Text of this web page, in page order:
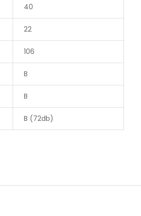
40
22
106
B
B
B (72db)